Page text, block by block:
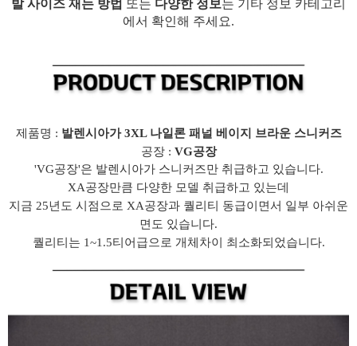
발 사이즈 재는 방법 또는 다양한 정보는 기타 정보 카테고리
에서 확인해 주세요.
제품명 : 발렌시아가 3XL 나일론 패널 베이지 브라운 스니커즈
공장 : VG공장
'VG공장'은 발렌시아가 스니커즈만 취급하고 있습니다.
XA공장만큼 다양한 모델 취급하고 있는데
지금 25년도 시점으로 XA공장과 퀄리티 동급이면서 일부 아쉬운
면도 있습니다.
퀄리티는 1~1.5티어급으로 개체차이 최소화되었습니다.